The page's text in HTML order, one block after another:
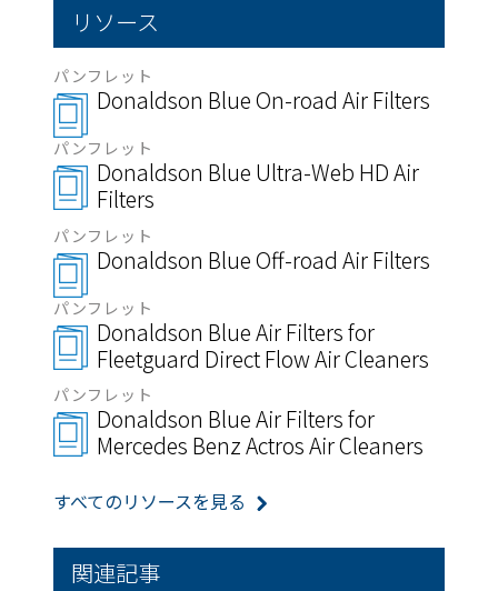
リソース
パンフレット
Donaldson Blue On-road Air Filters
パンフレット
Donaldson Blue Ultra-Web HD Air
Filters
パンフレット
Donaldson Blue Off-road Air Filters
パンフレット
Donaldson Blue Air Filters for
Fleetguard Direct Flow Air Cleaners
パンフレット
Donaldson Blue Air Filters for
Mercedes Benz Actros Air Cleaners
すべてのリソースを見る
関連記事